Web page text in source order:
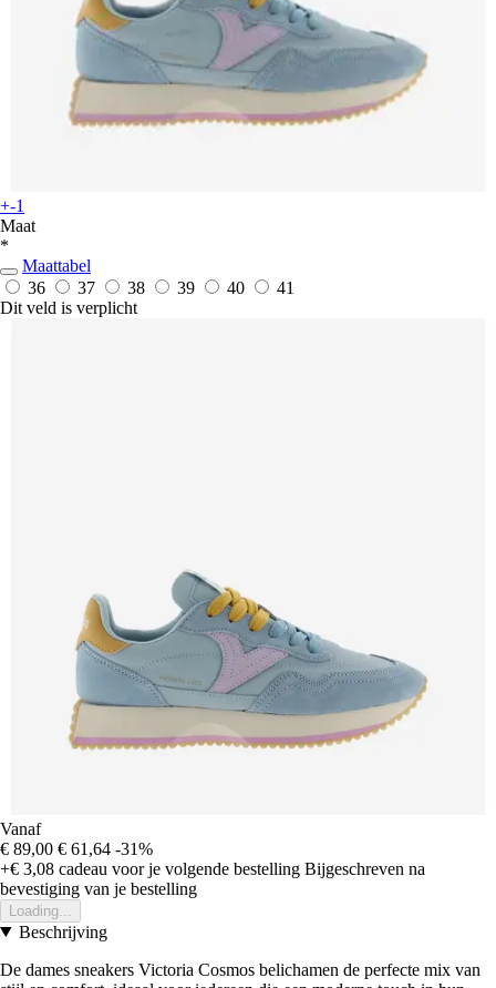
+-1
Maat
*
Maattabel
36
37 38 39 40
41
Dit veld is verplicht
Vanaf
€ 89,00 € 61,64 -31%
+€ 3,08 cadeau voor je volgende bestelling Bijgeschreven na
bevestiging van je bestelling
Loading...
Beschrijving
De dames sneakers Victoria Cosmos belichamen de perfecte mix van